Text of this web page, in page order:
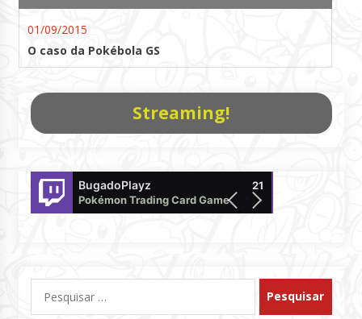
01/09/2015
O caso da Pokébola GS
Streaming!
BugadoPlayz
Pokémon Trading Card Game Live
21
por: